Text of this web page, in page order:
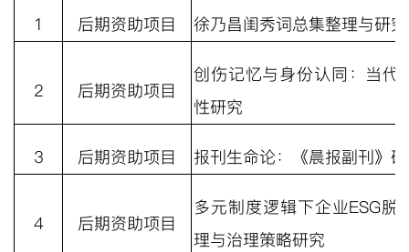
1 后期资助项目 徐乃昌闺秀词总集整理与研究
2 后期资助项目
创伤记忆与身份认同：当代
性研究
3 后期资助项目 报刊生命论：《晨报副刊》
4 后期资助项目
多元制度逻辑下企业ESG脱
理与治理策略研究